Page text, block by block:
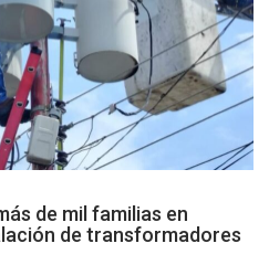
de mil familias en
de transformadores